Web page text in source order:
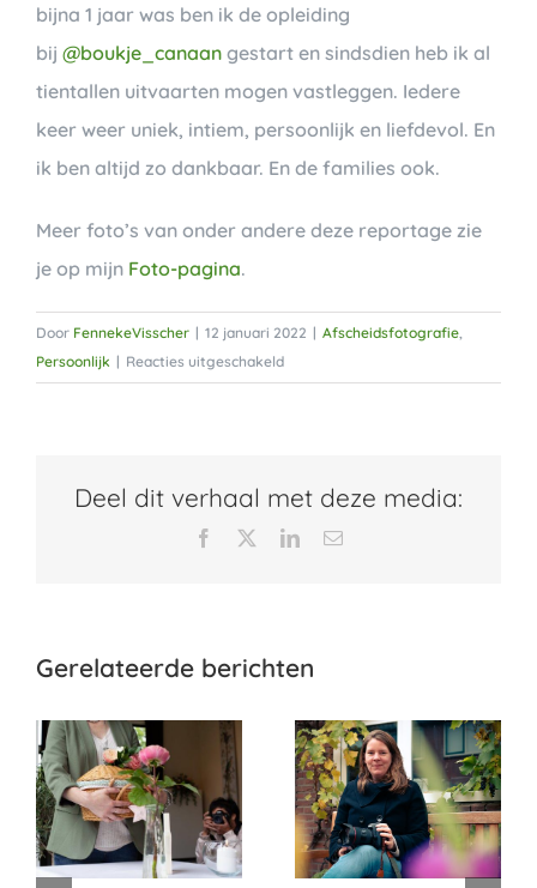
bijna 1 jaar was ben ik de opleiding
bij @boukje_canaan gestart en sindsdien heb ik al
tientallen uitvaarten mogen vastleggen. Iedere
keer weer uniek, intiem, persoonlijk en liefdevol. En
ik ben altijd zo dankbaar. En de families ook.
Meer foto’s van onder andere deze reportage zie
je op mijn Foto-pagina.
Door FennekeVisscher | 12 januari 2022 | Afscheidsfotografie
Persoonlijk | Reacties uitgeschakeldvoor
Een
woonkamer
Deel dit verhaal met deze media:
Facebook LinkedIn
E-
Gerelateerde berichten